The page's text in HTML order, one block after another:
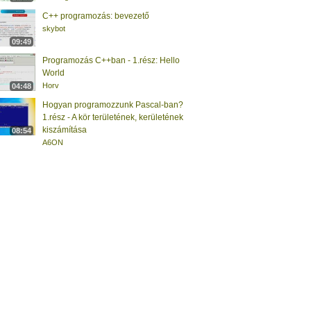
09:49
C++ programozás: bevezető
skybot
04:48
Programozás C++ban - 1.rész: Hello
World
Horv
08:54
Hogyan programozzunk Pascal-ban?
1.rész - A kör területének, kerületének
kiszámítása
A6ON